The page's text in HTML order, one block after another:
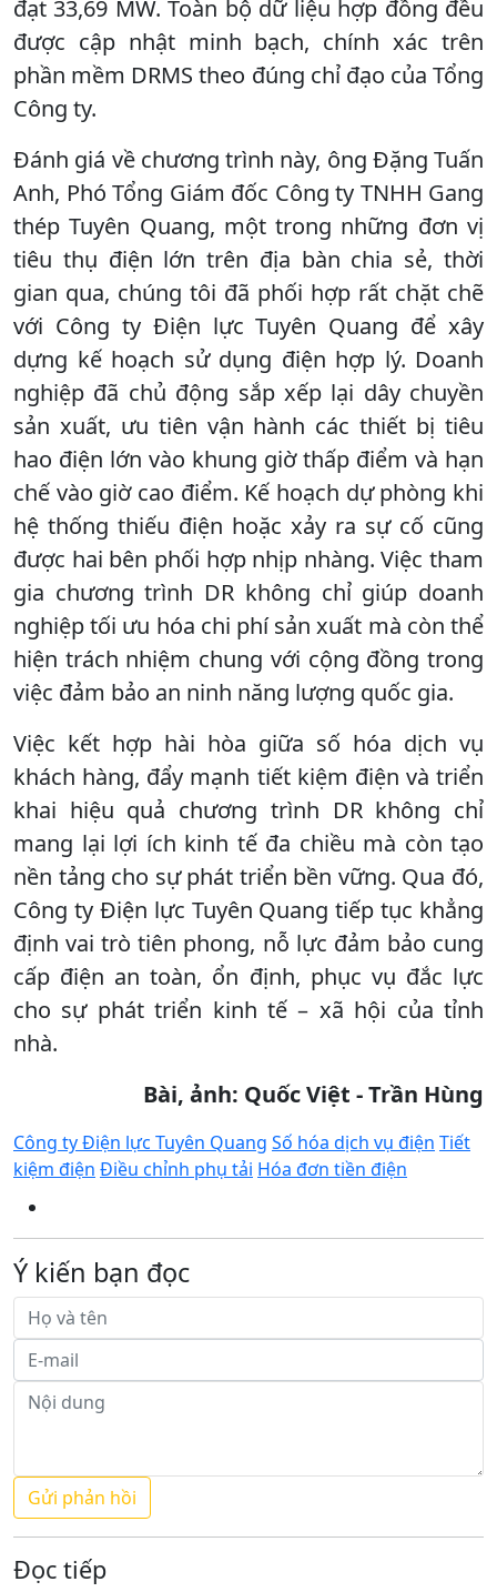
đạt 33,69 MW. Toàn bộ dữ liệu hợp đồng đều
được cập nhật minh bạch, chính xác trên
phần mềm DRMS theo đúng chỉ đạo của Tổng
Công ty.
Đánh giá về chương trình này, ông Đặng Tuấn
Anh, Phó Tổng Giám đốc Công ty TNHH Gang
thép Tuyên Quang, một trong những đơn vị
tiêu thụ điện lớn trên địa bàn chia sẻ, thời
gian qua, chúng tôi đã phối hợp rất chặt chẽ
với Công ty Điện lực Tuyên Quang để xây
dựng kế hoạch sử dụng điện hợp lý. Doanh
nghiệp đã chủ động sắp xếp lại dây chuyền
sản xuất, ưu tiên vận hành các thiết bị tiêu
hao điện lớn vào khung giờ thấp điểm và hạn
chế vào giờ cao điểm. Kế hoạch dự phòng khi
hệ thống thiếu điện hoặc xảy ra sự cố cũng
được hai bên phối hợp nhịp nhàng. Việc tham
gia chương trình DR không chỉ giúp doanh
nghiệp tối ưu hóa chi phí sản xuất mà còn thể
hiện trách nhiệm chung với cộng đồng trong
việc đảm bảo an ninh năng lượng quốc gia.
Việc kết hợp hài hòa giữa số hóa dịch vụ
khách hàng, đẩy mạnh tiết kiệm điện và triển
khai hiệu quả chương trình DR không chỉ
mang lại lợi ích kinh tế đa chiều mà còn tạo
nền tảng cho sự phát triển bền vững. Qua đó,
Công ty Điện lực Tuyên Quang tiếp tục khẳng
định vai trò tiên phong, nỗ lực đảm bảo cung
cấp điện an toàn, ổn định, phục vụ đắc lực
cho sự phát triển kinh tế – xã hội của tỉnh
nhà.
Bài, ảnh: Quốc Việt - Trần Hùng
Công ty Điện lực Tuyên Quang Số hóa dịch vụ điện Tiết
kiệm điện Điều chỉnh phụ tải Hóa đơn tiền điện
Ý kiến bạn đọc
Đọc tiếp